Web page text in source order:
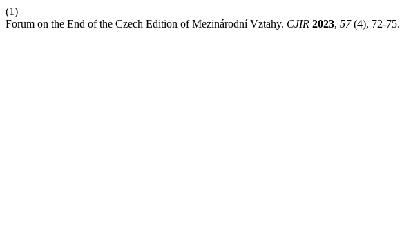
(1)
Forum on the End of the Czech Edition of Mezinárodní Vztahy. CJIR 2023, 57(4), 72-75.